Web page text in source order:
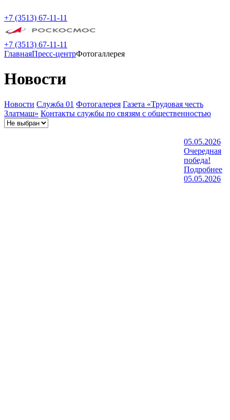
+7 (3513) 67-11-11
+7 (3513) 67-11-11
ГлавнаяПресс-центрФотогаллерея
Новости
Новости Служба 01 Фотогалерея Газета «Трудовая честь
Златмаш» Контакты службы по связям с общественностью
05.05.2026
Очередная
победа!
Подробнее
05.05.2026